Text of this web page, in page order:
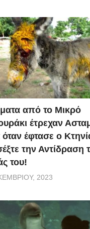
από το Μικρό
έτρεχαν
έφτασε ο
την Αντίδραση
του!
2023